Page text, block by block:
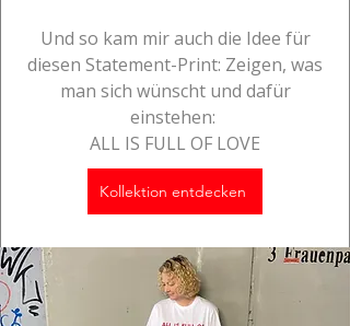
Und so kam mir auch die Idee für
diesen Statement-Print: Zeigen, was
man sich wünscht und dafür
einstehen:
ALL IS FULL OF LOVE
Kollektion entdecken